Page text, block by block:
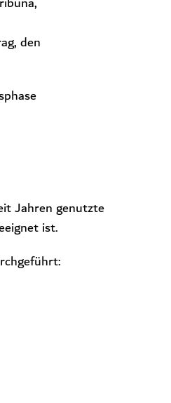
den
Jahren genutzte
ist.